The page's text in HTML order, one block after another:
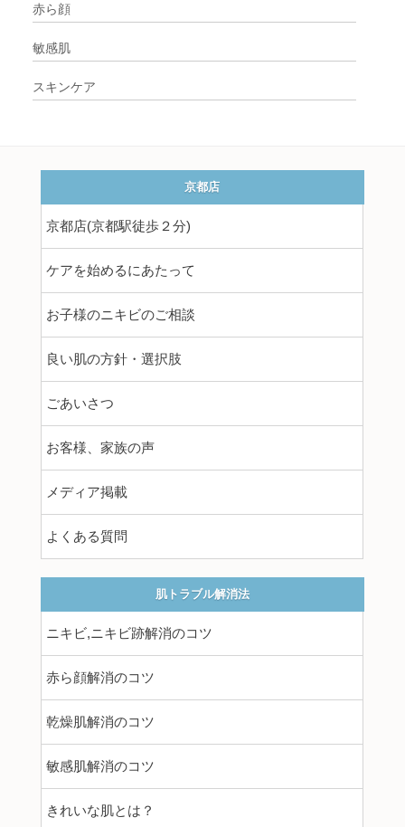
赤ら顔
敏感肌
スキンケア
京都店
京都店(京都駅徒歩２分)
ケアを始めるにあたって
お子様のニキビのご相談
良い肌の方針・選択肢
ごあいさつ
お客様、家族の声
メディア掲載
よくある質問
肌トラブル解消法
ニキビ,ニキビ跡解消のコツ
赤ら顔解消のコツ
乾燥肌解消のコツ
敏感肌解消のコツ
きれいな肌とは？